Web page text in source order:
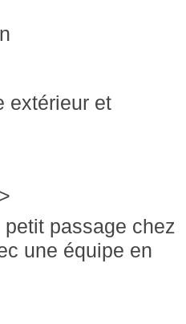
extérieur et
passage chez
une équipe en